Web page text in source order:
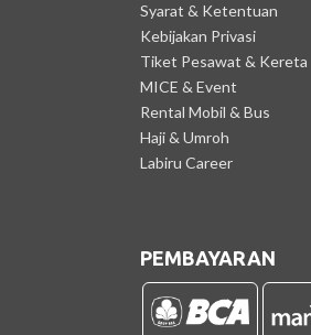
Syarat & Ketentuan
Kebijakan Privasi
Tiket Pesawat & Kereta
MICE & Event
Rental Mobil & Bus
Haji & Umroh
Labiru Career
PEMBAYARAN